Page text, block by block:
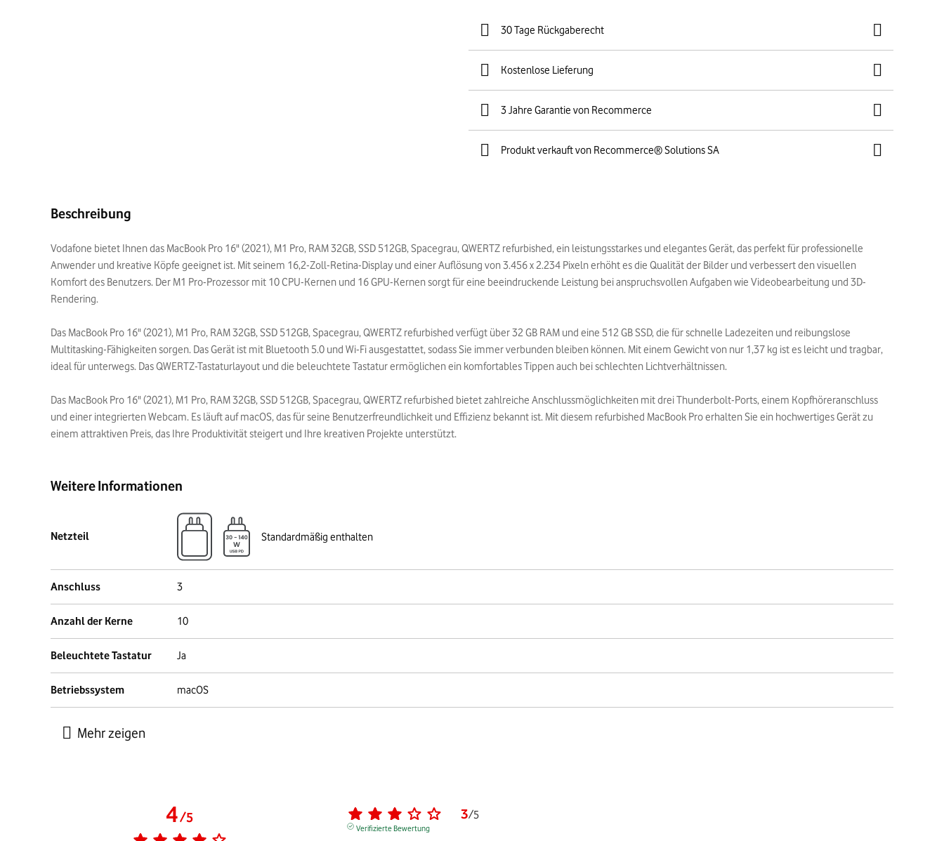
30 Tage Rückgaberecht
Kostenlose Lieferung
3 Jahre Garantie von Recommerce
Produkt verkauft von Recommerce® Solutions SA
Beschreibung
Vodafone bietet Ihnen das MacBook Pro 16" (2021), M1 Pro, RAM 32GB, SSD 512GB, Spacegrau, QWERTZ refurbished, ein leistungsstarkes und elegantes Gerät, das perfekt für professionelle
Anwender und kreative Köpfe geeignet ist. Mit seinem 16,2-Zoll-Retina-Display und einer Auflösung von 3.456 x 2.234 Pixeln erhöht es die Qualität der Bilder und verbessert den visuellen
Komfort des Benutzers. Der M1 Pro-Prozessor mit 10 CPU-Kernen und 16 GPU-Kernen sorgt für eine beeindruckende Leistung bei anspruchsvollen Aufgaben wie Videobearbeitung und 3D-
Rendering.
Das MacBook Pro 16" (2021), M1 Pro, RAM 32GB, SSD 512GB, Spacegrau, QWERTZ refurbished verfügt über 32 GB RAM und eine 512 GB SSD, die für schnelle Ladezeiten und reibungslose
Multitasking-Fähigkeiten sorgen. Das Gerät ist mit Bluetooth 5.0 und Wi-Fi ausgestattet, sodass Sie immer verbunden bleiben können. Mit einem Gewicht von nur 1,37 kg ist es leicht und tragbar,
ideal für unterwegs. Das QWERTZ-Tastaturlayout und die beleuchtete Tastatur ermöglichen ein komfortables Tippen auch bei schlechten Lichtverhältnissen.
Das MacBook Pro 16" (2021), M1 Pro, RAM 32GB, SSD 512GB, Spacegrau, QWERTZ refurbished bietet zahlreiche Anschlussmöglichkeiten mit drei Thunderbolt-Ports, einem Kopfhöreranschluss
und einer integrierten Webcam. Es läuft auf macOS, das für seine Benutzerfreundlichkeit und Effizienz bekannt ist. Mit diesem refurbished MacBook Pro erhalten Sie ein hochwertiges Gerät zu
einem attraktiven Preis, das Ihre Produktivität steigert und Ihre kreativen Projekte unterstützt.
Weitere Informationen
Netzteil Standardmäßig enthalten
Anschluss 3
Anzahl der Kerne 10
Beleuchtete Tastatur Ja
Betriebssystem macOS
4/5 3/5
Verifizierte Bewertung